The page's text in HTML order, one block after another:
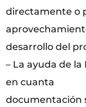
directamente o
desarrollo del
– La ayuda de
en cuanta
documentación